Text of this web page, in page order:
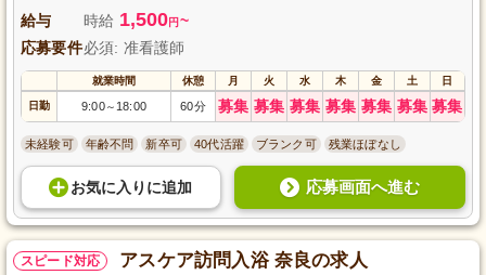
給与 時給 1,500円 ~
応募要件必須: 准看護師
就業時間 休憩 月 火 水 木 金 土 日
日勤 9:00～ 18:00 60分 募集 募集 募集 募集 募集 募集 募集
未経験可 年齢不問 新卒可 40代活躍 ブランク可 残業ほぼなし
お気に入り に追加 応募画面へ進む
スピード対応 アスケア訪問入浴 奈良の求人